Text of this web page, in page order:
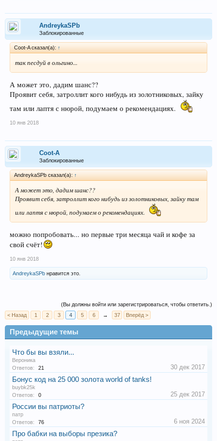
AndreykaSPb
Заблокированные
Coot-A сказал(а): ↑
так песдуй в ольгино...
А может это, дадим шанс??
Проявит себя, затроллит кого нибудь из золотниковых, зайку
там или лаптя с нюрой, подумаем о рекомендациях.
10 янв 2018
Coot-A
Заблокированные
AndreykaSPb сказал(а): ↑
А может это, дадим шанс??
Проявит себя, затроллит кого нибудь из золотниковых, зайку там
или лаптя с нюрой, подумаем о рекомендациях.
можно попробовать... но первые три месяца чай и кофе за
свой счёт!
10 янв 2018
AndreykaSPb нравится это.
(Вы должны войти или зарегистрироваться, чтобы ответить.)
< Назад
1 2 3 4 5 6 → 37 Вперёд >
Предыдущие темы
Что бы вы взяли...
Веpоника
Ответов:
21 30 дек 2017
Бонус код на 25 000 золота world of tanks!
buybk25k
Ответов:
0 25 дек 2017
России вы патриоты?
патр
Ответов:
76 6 ноя 2024
Про бабки на выборы презика?